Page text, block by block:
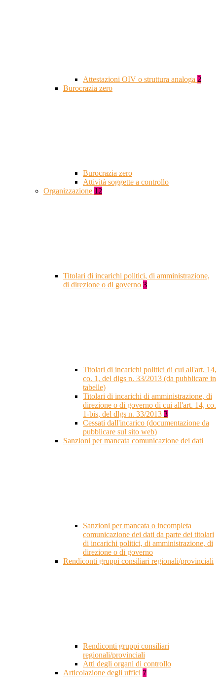
Attestazioni OIV o struttura analoga 2
Burocrazia zero
Burocrazia zero
Attività soggette a controllo
Organizzazione 12
Titolari di incarichi politici, di amministrazione,
di direzione o di governo 3
Titolari di incarichi politici di cui all'art. 14,
co. 1, del dlgs n. 33/2013 (da pubblicare in
tabelle)
Titolari di incarichi di amministrazione, di
direzione o di governo di cui all'art. 14, co.
1-bis, del dlgs n. 33/2013 3
Cessati dall'incarico (documentazione da
pubblicare sul sito web)
Sanzioni per mancata comunicazione dei dati
Sanzioni per mancata o incompleta
comunicazione dei dati da parte dei titolari
di incarichi politici, di amministrazione, di
direzione o di governo
Rendiconti gruppi consiliari regionali/provinciali
Rendiconti gruppi consiliari
regionali/provinciali
Atti degli organi di controllo
Articolazione degli uffici 7